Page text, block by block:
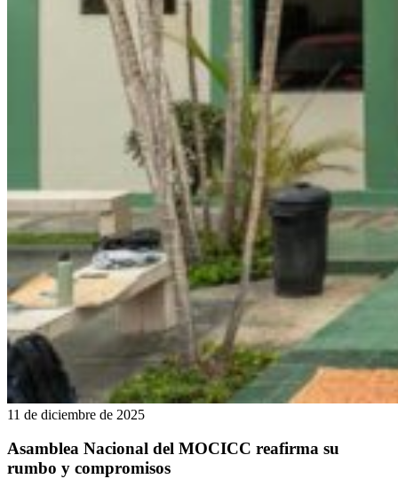
11 de diciembre de 2025
Asamblea Nacional del MOCICC reafirma su
rumbo y compromisos